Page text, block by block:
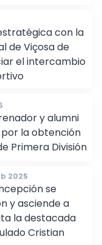
con la
de Viçosa de
el intercambio
y alumni
por la obtención
Primera División
2025
se
y asciende a
la destacada
Cristian